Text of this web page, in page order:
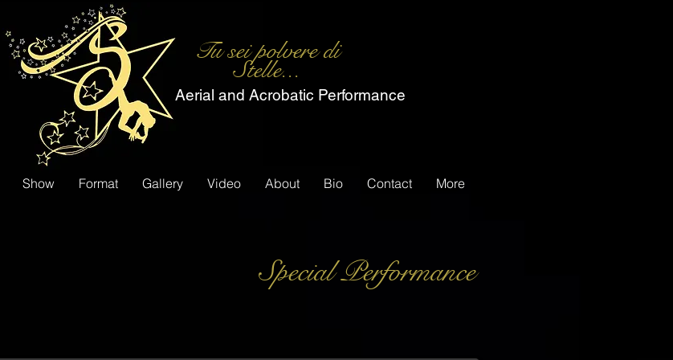
Show Format Gallery Video About Bio Contact More
Tu sei polvere di
Stelle...
Aerial and Acrobatic Performance
Special Performance